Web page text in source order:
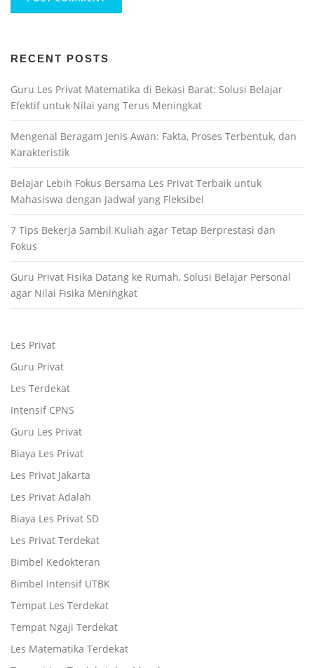
RECENT POSTS
Guru Les Privat Matematika di Bekasi Barat: Solusi Belajar
Efektif untuk Nilai yang Terus Meningkat
Mengenal Beragam Jenis Awan: Fakta, Proses Terbentuk, dan
Karakteristik
Belajar Lebih Fokus Bersama Les Privat Terbaik untuk
Mahasiswa dengan Jadwal yang Fleksibel
7 Tips Bekerja Sambil Kuliah agar Tetap Berprestasi dan
Fokus
Guru Privat Fisika Datang ke Rumah, Solusi Belajar Personal
agar Nilai Fisika Meningkat
Les Privat
Guru Privat
Les Terdekat
Intensif CPNS
Guru Les Privat
Biaya Les Privat
Les Privat Jakarta
Les Privat Adalah
Biaya Les Privat SD
Les Privat Terdekat
Bimbel Kedokteran
Bimbel Intensif UTBK
Tempat Les Terdekat
Tempat Ngaji Terdekat
Les Matematika Terdekat